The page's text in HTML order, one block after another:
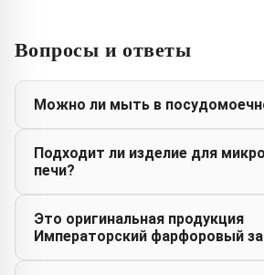
Вопросы и ответы
Можно ли мыть в
Подходит ли изделие для
печи?
Это оригинальная продукция
Императорский фарфоровый